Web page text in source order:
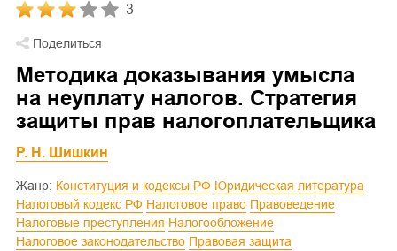
3
Поделиться
Методика доказывания умысла
на неуплату налогов. Стратегия
защиты прав налогоплательщика
Р. Н. Шишкин
Жанр: Конституция и кодексы РФ
Юридическая литература
Налоговый кодекс РФ
Налоговое право
Правоведение
Налоговые преступления
Налогообложение
Налоговое законодательство
Правовая защита